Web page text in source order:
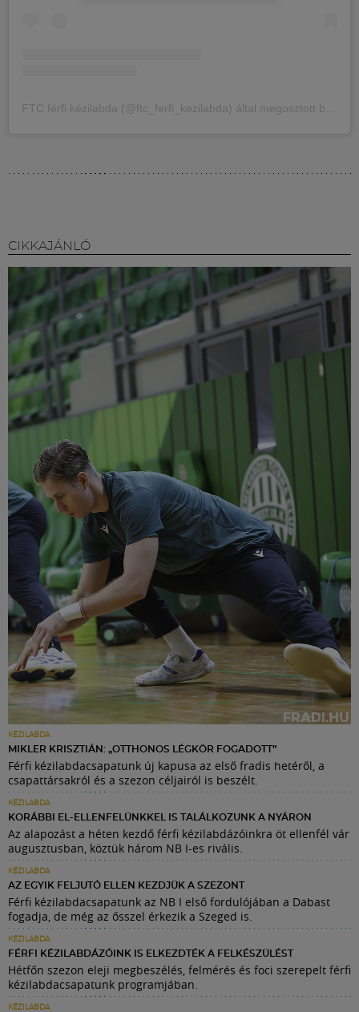
CIKKAJÁNLÓ
KÉZILABDA
MIKLER KRISZTIÁN: „OTTHONOS LÉGKÖR FOGADOTT”
Férfi kézilabdacsapatunk új kapusa az első fradis hetéről, a
csapattársakról és a szezon céljairól is beszélt.
KÉZILABDA
KORÁBBI EL-ELLENFELÜNKKEL IS TALÁLKOZUNK A NYÁRON
Az alapozást a héten kezdő férfi kézilabdázóinkra öt ellenfél vár
augusztusban, köztük három NB I-es rivális.
KÉZILABDA
AZ EGYIK FELJUTÓ ELLEN KEZDJÜK A SZEZONT
Férfi kézilabdacsapatunk az NB I első fordulójában a Dabast
fogadja, de még az ősszel érkezik a Szeged is.
KÉZILABDA
FÉRFI KÉZILABDÁZÓINK IS ELKEZDTÉK A FELKÉSZÜLÉST
Hétfőn szezon eleji megbeszélés, felmérés és foci szerepelt férfi
kézilabdacsapatunk programjában.
KÉZILABDA